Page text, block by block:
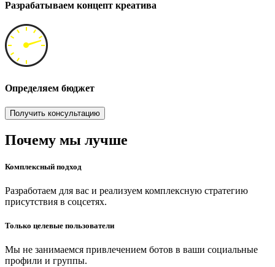
Разрабатываем концепт креатива
Определяем бюджет
Получить консультацию
Почему мы лучше
Комплексный подход
Разработаем для вас и реализуем комплексную стратегию
присутствия в соцсетях.
Только целевые пользователи
Мы не занимаемся привлечением ботов в ваши социальные
профили и группы.